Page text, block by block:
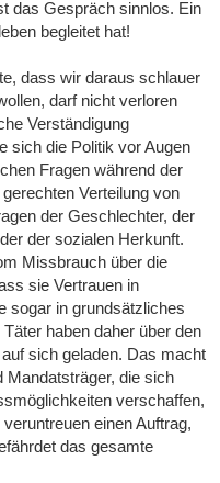
das Gespräch sinnlos. Ein
begleitet hat!
dass wir daraus schlauer
darf nicht verloren
Verständigung
sich die Politik vor Augen
Fragen während der
Verteilung von
der Geschlechter, der
der sozialen Herkunft.
Missbrauch über die
sie Vertrauen in
sogar in grundsätzliches
haben daher über den
sich geladen. Das macht
Mandatsträger, die sich
verschaffen,
einen Auftrag,
das gesamte